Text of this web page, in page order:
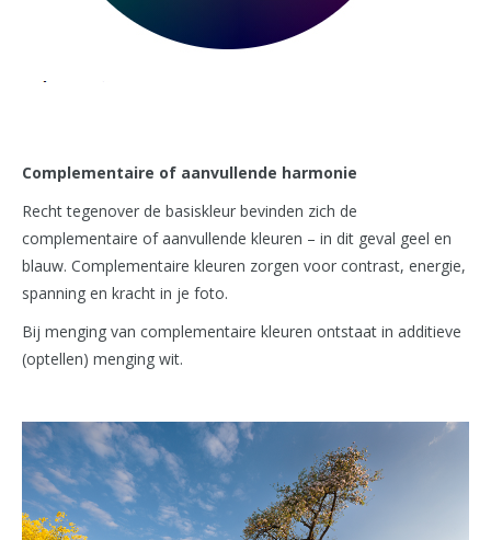
Complementaire of aanvullende harmonie
Recht tegenover de basiskleur bevinden zich de
complementaire of aanvullende kleuren – in dit geval geel en
blauw. Complementaire kleuren zorgen voor contrast, energie,
spanning en kracht in je foto.
Bij menging van complementaire kleuren ontstaat in additieve
(optellen) menging wit.